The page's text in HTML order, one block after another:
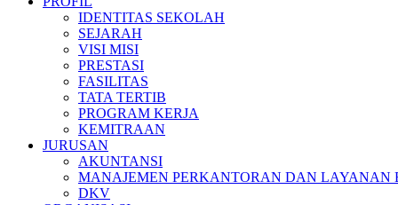
IDENTITAS SEKOLAH
SEJARAH
VISI MISI
PRESTASI
FASILITAS
TATA TERTIB
PROGRAM KERJA
KEMITRAAN
JURUSAN
AKUNTANSI
MANAJEMEN PERKANTORAN DAN LAYANAN
DKV